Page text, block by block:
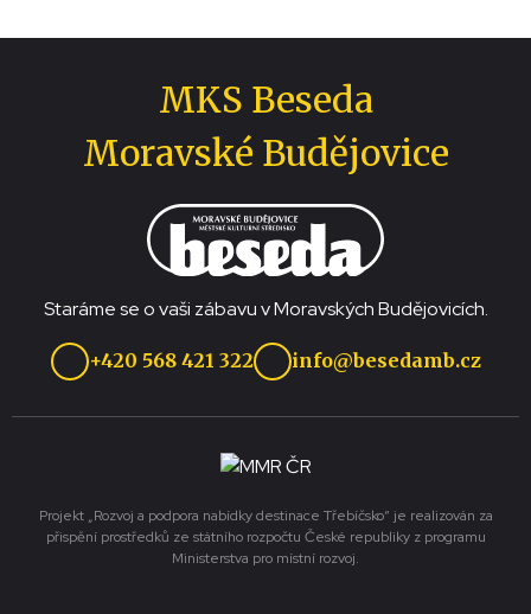
MKS Beseda
Moravské Budějovice
Staráme se o vaši zábavu v Moravských Budějovicích.
+420 568 421 322 info@besedamb.cz
Projekt „Rozvoj a podpora nabídky destinace Třebíčsko“ je realizován za
přispění prostředků ze státního rozpočtu České republiky z programu
Ministerstva pro místní rozvoj.